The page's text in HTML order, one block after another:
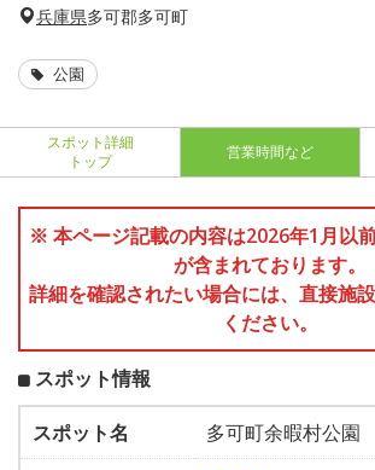
兵庫県多可郡多可町
公園
スポット詳細
トップ
営業時間など
※ 本ページ記載の内容は2026年1月以
が含まれております。
詳細を確認されたい場合には、直接施
ください。
スポット情報
スポット名
多可町余暇村公園